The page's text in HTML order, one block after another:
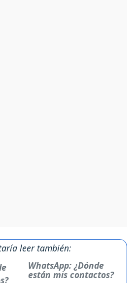
leer también:
WhatsApp: ¿Dónde
están mis contactos?